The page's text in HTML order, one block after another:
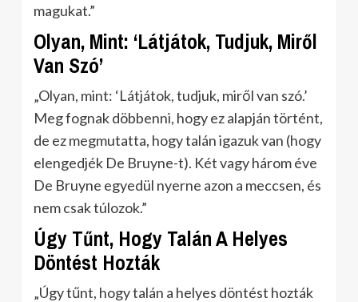
magukat.”
Olyan, Mint: ‘Látjátok, Tudjuk, Miről
Van Szó’
„Olyan, mint: ‘Látjátok, tudjuk, miről van szó.’
Meg fognak döbbenni, hogy ez alapján történt,
de ez megmutatta, hogy talán igazuk van (hogy
elengedjék De Bruyne-t). Két vagy három éve
De Bruyne egyedül nyerne azon a meccsen, és
nem csak túlozok.”
Úgy Tűnt, Hogy Talán A Helyes
Döntést Hozták
„Úgy tűnt, hogy talán a helyes döntést hozták